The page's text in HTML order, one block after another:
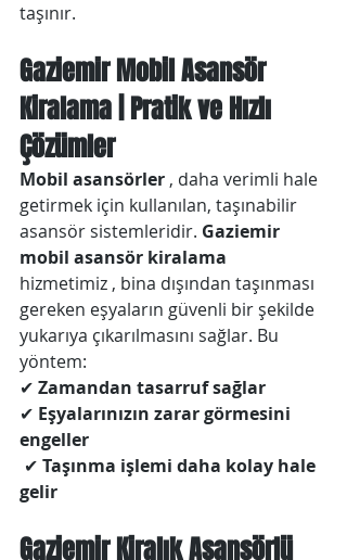
taşınır.
Gaziemir Mobil Asansör
Kiralama | Pratik ve Hızlı
Çözümler
Mobil asansörler , daha verimli hale
getirmek için kullanılan, taşınabilir
asansör sistemleridir. Gaziemir
mobil asansör kiralama
hizmetimiz , bina dışından taşınması
gereken eşyaların güvenli bir şekilde
yukarıya çıkarılmasını sağlar. Bu
yöntem:
✔ Zamandan tasarruf sağlar
✔ Eşyalarınızın zarar görmesini
engeller
✔ Taşınma işlemi daha kolay hale
gelir
Gaziemir Kiralık Asansörlü